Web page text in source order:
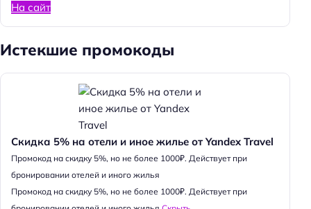
На сайт
Истекшие промокоды
Скидка 5% на отели и иное жилье от Yandex Travel
Промокод на скидку 5%, но не более 1000₽. Действует при
бронировании отелей и иного жилья
Промокод на скидку 5%, но не более 1000₽. Действует при